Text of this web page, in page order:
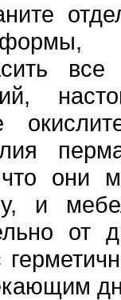
формы,
они
и
от